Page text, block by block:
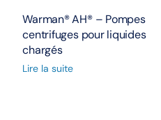
Warman® AH® – Pompes
centrifuges pour liquides
chargés
Lire la suite